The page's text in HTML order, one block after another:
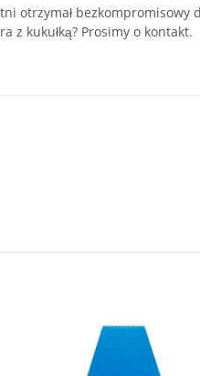
otrzymał bezkompromisowy
z kukułką? Prosimy o kontakt.